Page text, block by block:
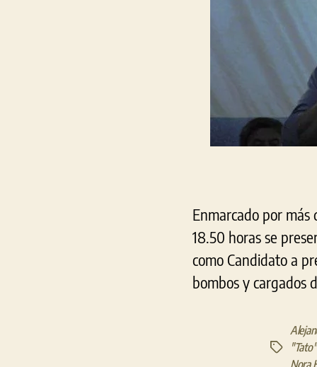
Enmarcado por más
18.50 horas se
como Candidato a
bombos y cargados
Etiquetas
Nora